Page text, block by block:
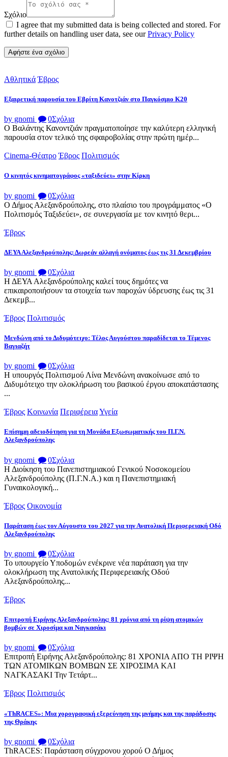
Σχόλιο
I agree that my submitted data is being collected and stored. For
further details on handling user data, see ourPrivacy Policy
Αθλητικά Έβρος
Εξαιρετική παρουσία του Εβρίτη Κανοτζιάν στο Παγκόσμιο Κ20
by gnomi 0Σχόλια
Ο Βαλάντης Κανοντζιάν πραγματοποίησε την καλύτερη ελληνική
παρουσία στον τελικό της σφαιροβολίας στην πρώτη ημέρ...
Cinema-Θέατρο Έβρος Πολιτισμός
Ο κινητός κινηματογράφος «ταξιδεύει» στην Κίρκη
by gnomi 0Σχόλια
Ο Δήμος Αλεξανδρούπολης, στο πλαίσιο του προγράμματος «Ο
Πολιτισμός Ταξιδεύει», σε συνεργασία με τον κινητό θερι...
Έβρος
ΔΕΥΑ Αλεξανδρούπολης: Δωρεάν αλλαγή ονόματος έως τις 31 Δεκεμβρίου
by gnomi 0Σχόλια
Η ΔΕΥΑ Αλεξανδρούπολης καλεί τους δημότες να
επικαιροποιήσουν τα στοιχεία των παροχών ύδρευσης έως τις 31
Δεκεμβ...
Έβρος Πολιτισμός
Μενδώνη από το Διδυμότειχο: Τέλος Αυγούστου παραδίδεται το Τέμενος
Βαγιαζήτ
by gnomi 0Σχόλια
Η υπουργός Πολιτισμού Λίνα Μενδώνη ανακοίνωσε από το
Διδυμότειχο την ολοκλήρωση του βασικού έργου αποκατάστασης
...
Έβρος Κοινωνία ΠεριφέρειαΥγεία
Επίσημη αδειοδότηση για τη Μονάδα Εξωσωματικής του Π.Γ.Ν.
Αλεξανδρούπολης
by gnomi 0Σχόλια
Η Διοίκηση του Πανεπιστημιακού Γενικού Νοσοκομείου
Αλεξανδρούπολης (Π.Γ.Ν.Α.) και η Πανεπιστημιακή
Γυναικολογική...
Έβρος Οικονομία
Παράταση έως τον Αύγουστο του 2027 για την Ανατολική Περιφερειακή Οδό
Αλεξανδρούπολης
by gnomi 0Σχόλια
Το υπουργείο Υποδομών ενέκρινε νέα παράταση για την
ολοκλήρωση της Ανατολικής Περιφερειακής Οδού
Αλεξανδρούπολης...
Έβρος
Επιτροπή Ειρήνης Αλεξανδρούπολης: 81 χρόνια από τη ρίψη ατομικών
βομβών σε Χιροσίμα και Ναγκασάκι
by gnomi 0Σχόλια
Επιτροπή Ειρήνης Αλεξανδρούπολης: 81 ΧΡΟΝΙΑ ΑΠΟ ΤΗ ΡΙΨΗ
ΤΩΝ ΑΤΟΜΙΚΩΝ ΒΟΜΒΩΝ ΣΕ ΧΙΡΟΣΙΜΑ ΚΑΙ
ΝΑΓΚΑΣΑΚΙ Την Τετάρτ...
Έβρος Πολιτισμός
«ThRACES»: Μια χορογραφική εξερεύνηση της μνήμης και της παράδοσης
της Θράκης
by gnomi 0Σχόλια
ThRACES: Παράσταση σύγχρονου χορού Ο Δήμος